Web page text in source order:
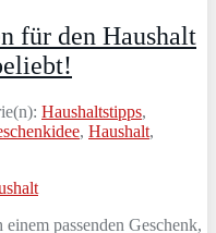
für den Haushalt
Haushaltstipps,
, Haushalt,
passenden Geschenk,